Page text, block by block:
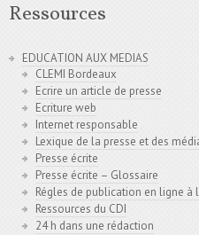
Ressources
EDUCATION AUX MEDIAS
CLEMI Bordeaux
Ecrire un article de presse
Ecriture web
Internet responsable
Lexique de la presse et des
Presse écrite
Presse écrite – Glossaire
Régles de publication en ligne à
Ressources du CDI
24 h dans une rédaction